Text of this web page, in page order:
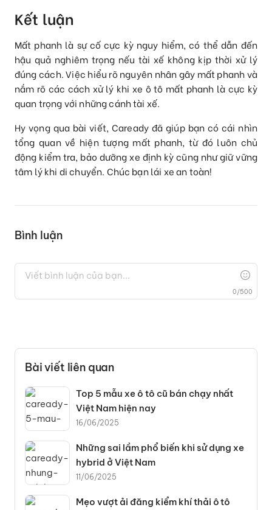
Kết luận
Mất phanh là sự cố cực kỳ nguy hiểm, có thể dẫn đến
hậu quả nghiêm trọng nếu tài xế không kịp thời xử lý
đúng cách. Việc hiểu rõ nguyên nhân gây mất phanh và
nắm rõ các cách xử lý khi xe ô tô mất phanh là cực kỳ
quan trọng với những cánh tài xế.
Hy vọng qua bài viết, Caready đã giúp bạn có cái nhìn
tổng quan về hiện tượng mất phanh, từ đó luôn chủ
động kiểm tra, bảo dưỡng xe định kỳ cũng như giữ vững
tâm lý khi di chuyển. Chúc bạn lái xe an toàn!
Bình luận
0/500
Bài viết liên quan
Top 5 mẫu xe ô tô cũ bán chạy nhất
Việt Nam hiện nay
16/06/2025
Những sai lầm phổ biến khi sử dụng xe
hybrid ở Việt Nam
11/06/2025
Mẹo vượt ải đăng kiểm khí thải ô tô